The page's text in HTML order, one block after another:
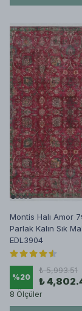
Montis Halı Amor
Parlak Kalın Sık
EDL3904
%20
₺ 5,993.51
₺
8 Ölçüler